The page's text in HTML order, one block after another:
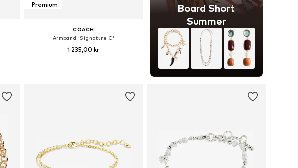
Premium
COACH
Armband 'Signature C'
1 235,00 kr
Board Short
Summer